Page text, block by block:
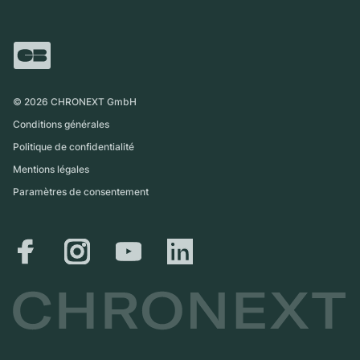
International
Magazine
Retrait sur place
© 2026 CHRONEXT GmbH
Conditions générales
Politique de confidentialité
Mentions légales
Paramètres de consentement